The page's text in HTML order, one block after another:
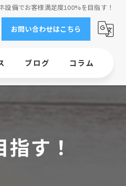
設備でお客様満足度100%を目指す！
お問い合わせはこちら
ブログ コラム
す！